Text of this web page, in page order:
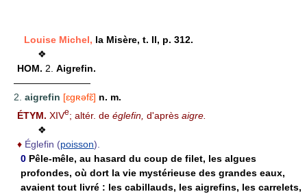
Louise Michel, la Misère, t. II, p. 312.
❖
HOM. 2. Aigrefin.
————————
2. aigrefin [ɛgʀəfɛ̃] n. m.
ÉTYM. XIVe; altér. de églefin, d'après aigre.
❖
♦ Églefin (poisson).
0 Pêle-mêle, au hasard du coup de filet, les algues
profondes, où dort la vie mystérieuse des grandes eaux,
avaient tout livré : les cabillauds, les aigrefins, les carrelets,